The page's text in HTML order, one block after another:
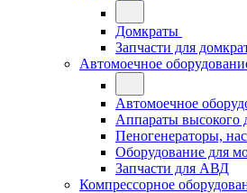
Домкраты
Запчасти для
Автомоечное
Автомоечное
Аппараты высокого
Пеногенераторы,
Оборудование для
Запчасти для АВД
Компрессорное